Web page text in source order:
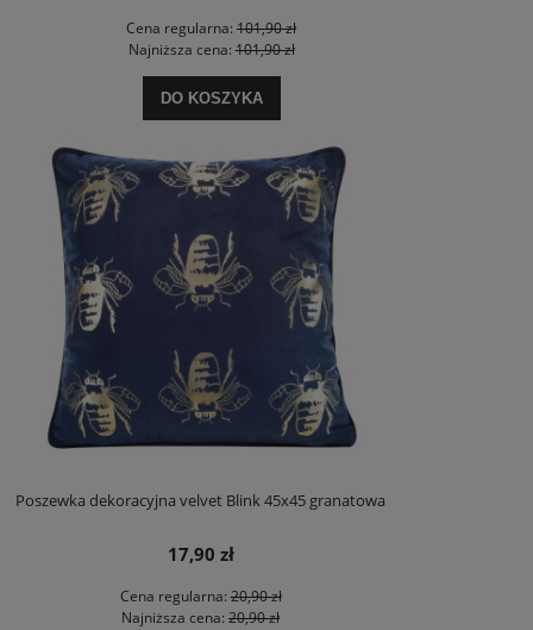
Cena regularna: 101,90 zł
Najniższa cena:101,90 zł
DO KOSZYKA
Poszewka dekoracyjna velvet Blink 45x45 granatowa
17,90 zł
Cena regularna:20,90 zł
Najniższa cena: 20,90 zł